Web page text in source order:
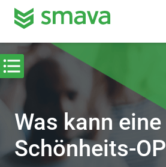
Was kann eine
Schönheits-